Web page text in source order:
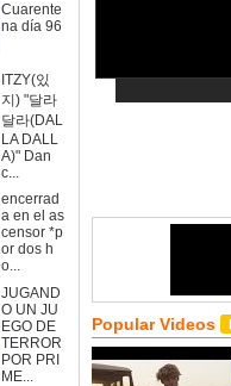
Cuarente
na día 96
ITZY(있
지) "달라
달라(DAL
LA DALL
A)" Dan
c...
encerrad
a en el as
censor *p
or dos h
o...
JUGAND
O UN JU
EGO DE
TERROR
POR PRI
ME...
Popular Videos